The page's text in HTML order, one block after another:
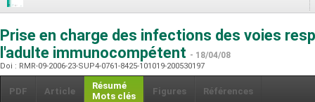
Prise en charge des infections des voies
l'adulte immunocompétent - 18/04/08
Doi : RMR-09-2006-23-SUP4-0761-8425-101019-200530197
PDF Article
Résumé
Mots clés
Figures Références